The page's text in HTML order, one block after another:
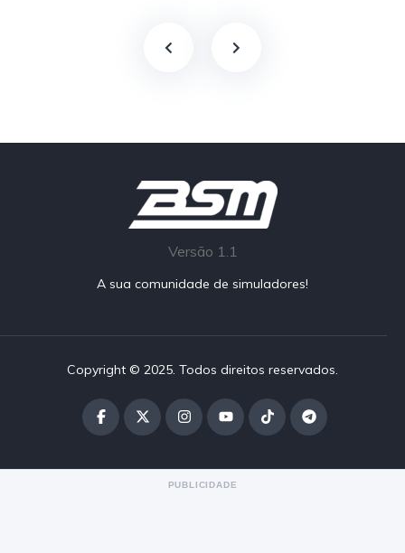
Versão 1.1
A sua comunidade de simuladores!
Copyright © 2025. Todos direitos reservados.
PUBLICIDADE